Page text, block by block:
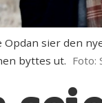
Opdan sier den
byttes ut. Foto: